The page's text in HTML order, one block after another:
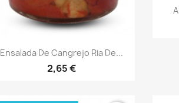
Vista rápida
Ensalada De Cangrejo Ria De...
2,65 €